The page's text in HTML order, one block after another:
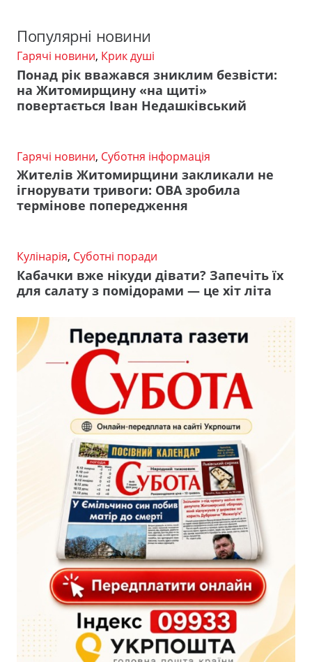
Популярні новини
Гарячі новини, Крик душі
Понад рік вважався зниклим безвісти:
на Житомирщину «на щиті»
повертається Іван Недашківський
Гарячі новини, Суботня інформація
Жителів Житомирщини закликали не
ігнорувати тривоги: ОВА зробила
термінове попередження
Кулінарія, Суботні поради
Кабачки вже нікуди дівати? Запечіть їх
для салату з помідорами — це хіт літа